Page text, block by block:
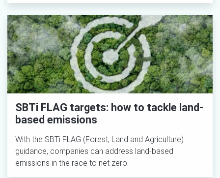
SBTi FLAG targets: how to tackle land-
based emissions
With the SBTi FLAG (Forest, Land and Agriculture)
guidance, companies can address land-based
emissions in the race to net zero.